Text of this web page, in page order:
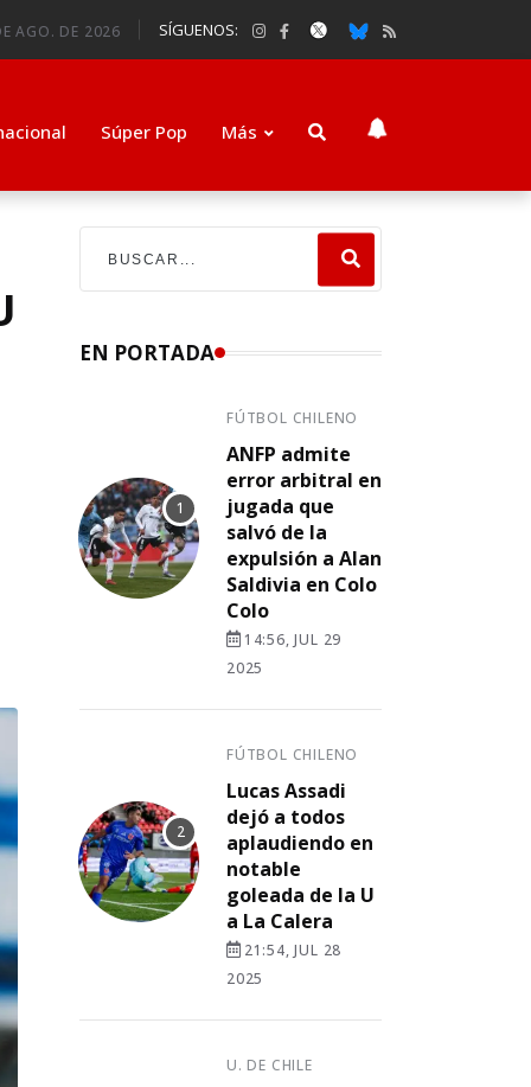
AGO. DE 2026 SÍGUENOS:
Súper Pop Más
EN PORTADA
FÚTBOL CHILENO
ANFP admite
error arbitral en
jugada que
salvó de la
expulsión a Alan
Saldivia en Colo
Colo
14:56, JUL 29
2025
FÚTBOL CHILENO
Lucas Assadi
dejó a todos
aplaudiendo en
notable
goleada de la U
a La Calera
21:54, JUL 28
2025
U. DE CHILE